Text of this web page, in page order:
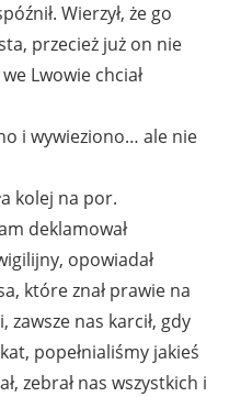
Wierzył, że go
przecież już on nie
Lwowie chciał
i wywieziono… ale nie
kolej na por.
deklamował
opowiadał
które znał prawie na
zawsze nas karcił, gdy
popełnialiśmy jakieś
zebrał nas wszystkich i